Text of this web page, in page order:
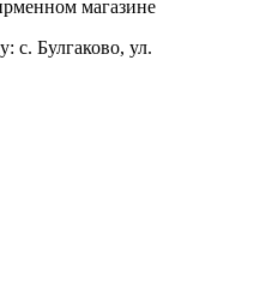
магазине
с. Булгаково, ул.